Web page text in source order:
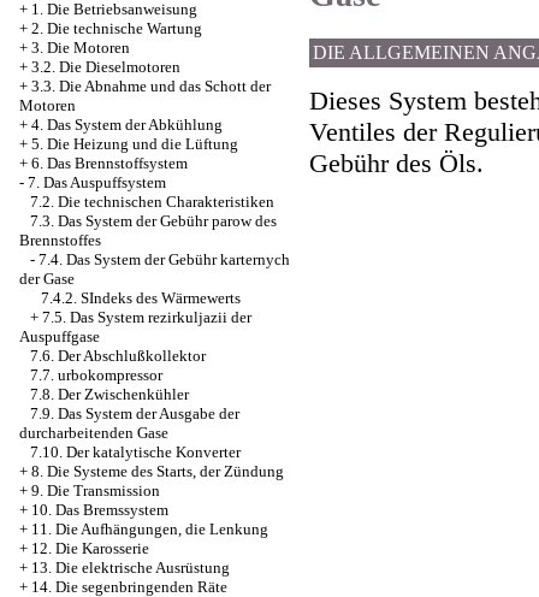
+ 1. Die Betriebsanweisung
+ 2. Die technische Wartung
+ 3. Die Motoren
+ 3.2. Die Dieselmotoren
+ 3.3. Die Abnahme und das Schott der
Motoren
+ 4. Das System der Abkühlung
+ 5. Die Heizung und die Lüftung
+ 6. Das Brennstoffsystem
- 7. Das Auspuffsystem
7.2. Die technischen Charakteristiken
7.3. Das System der Gebühr parow des
Brennstoffes
- 7.4. Das System der Gebühr karternych
der Gase
7.4.2. SIndeks des Wärmewerts
+ 7.5. Das System rezirkuljazii der
Auspuffgase
7.6. Der Abschlußkollektor
7.7. urbokompressor
7.8. Der Zwischenkühler
7.9. Das System der Ausgabe der
durcharbeitenden Gase
7.10. Der katalytische Konverter
+ 8. Die Systeme des Starts, der Zündung
+ 9. Die Transmission
+ 10. Das Bremssystem
+ 11. Die Aufhängungen, die Lenkung
+ 12. Die Karosserie
+ 13. Die elektrische Ausrüstung
+ 14. Die segenbringenden Räte
DIE ALLGEMEINEN
Dieses System
Ventiles der
Gebühr des Öls.